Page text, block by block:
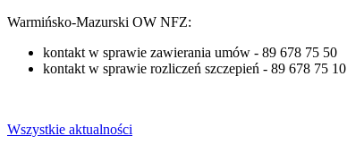
Warmińsko-Mazurski OW NFZ:
kontakt w sprawie zawierania umów - 89 678 75 50
kontakt w sprawie rozliczeń szczepień - 89 678 75 10
Wszystkie aktualności